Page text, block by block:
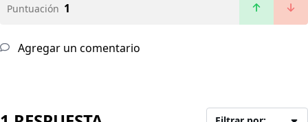
Puntuación 1
Agregar un comentario